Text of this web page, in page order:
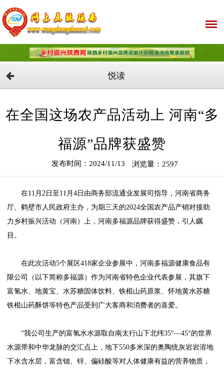
悦读
在全国这场农产品活动上 河南“多
福源”品牌获盛赞
发布时间：2024/11/13 浏览量：2597
在11月2日至11月4日由商务部流通业发展司指导，河南省商务
厅、鹤壁市人民政府主办，为期三天的2024全国农产品产销对接助
力乡村振兴活动（河南）上，河南多福源品牌获得盛赞，引人瞩
目。
在此次活动5个展区418家企业参展中，河南多福源健康食品有
限公司（以下简称多福源）作为河南省特色企业代表参展，其旗下
富氢水、地黄宝、水苏糖固体饮料、铁棍山药原浆、怀地黄水苏糖
铁棍山药酥饼等特色产品受到广大客商和消费者的喜爱。
“我公司生产的富氢水水源取自南太行山下北纬35°—45°的世界
水源带和中华龙脉的交汇点上，地下550多米深的奥陶统灰岩岩溶地
下水含水层，富含锶、锌、偏硅酸等对人体健康有益的营养物质，